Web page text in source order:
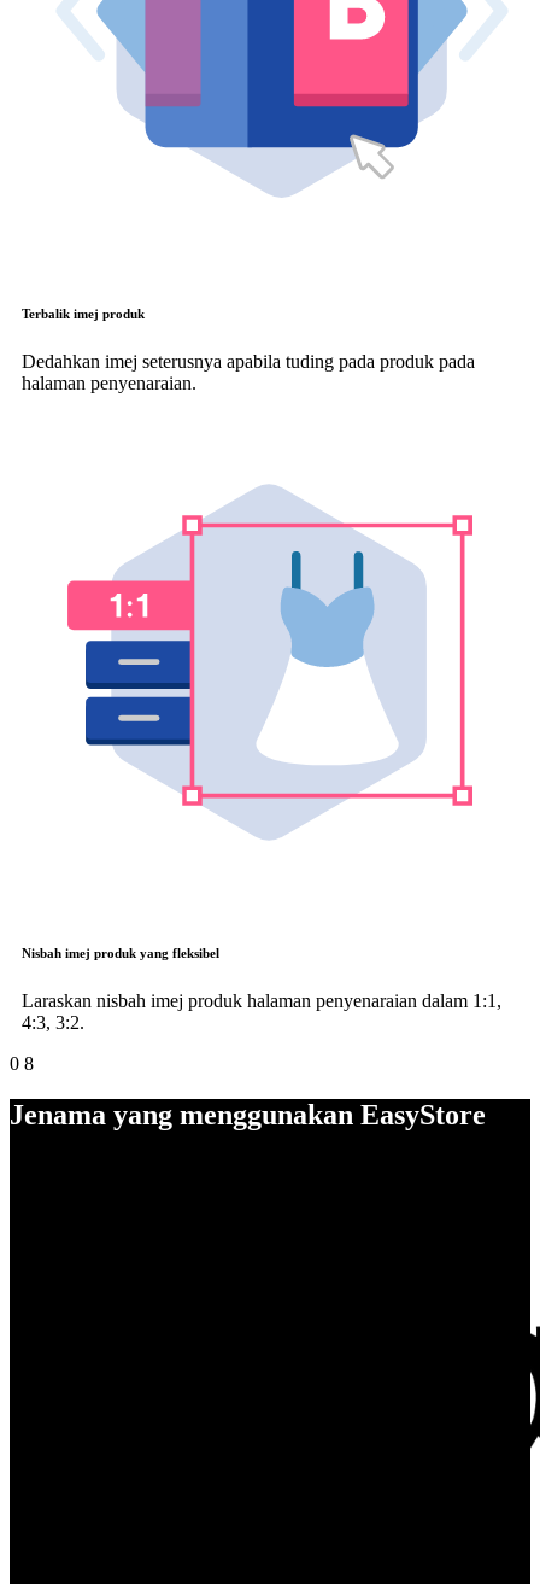
Terbalik imej produk
Dedahkan imej seterusnya apabila tuding pada produk pada
halaman penyenaraian.
Nisbah imej produk yang fleksibel
Laraskan nisbah imej produk halaman penyenaraian dalam 1:1,
4:3, 3:2.
0 8
Jenama yang menggunakan EasyStore